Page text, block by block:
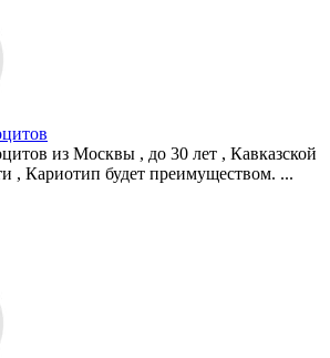
из Москвы , до 30 лет , Кавказской
, Кариотип будет преимуществом. ...